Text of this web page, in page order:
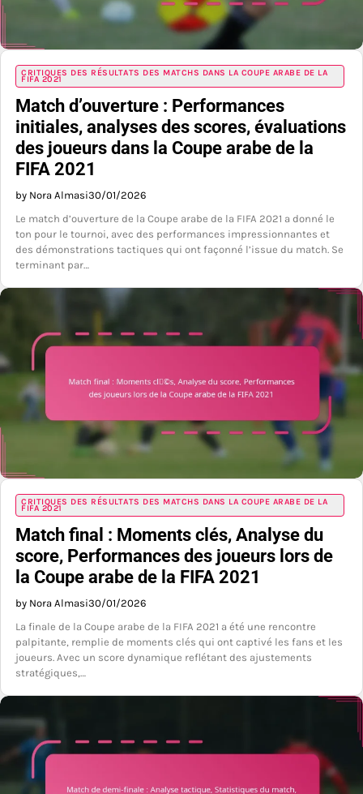
CRITIQUES DES RÉSULTATS DES MATCHS DANS LA COUPE ARABE DE LA
FIFA 2021
Match d’ouverture : Performances
initiales, analyses des scores, évaluations
des joueurs dans la Coupe arabe de la
FIFA 2021
by Nora Almasi30/01/2026
Le match d’ouverture de la Coupe arabe de la FIFA 2021 a donné le
ton pour le tournoi, avec des performances impressionnantes et
des démonstrations tactiques qui ont façonné l’issue du match. Se
terminant par…
CRITIQUES DES RÉSULTATS DES MATCHS DANS LA COUPE ARABE DE LA
FIFA 2021
Match final : Moments clés, Analyse du
score, Performances des joueurs lors de
la Coupe arabe de la FIFA 2021
by Nora Almasi30/01/2026
La finale de la Coupe arabe de la FIFA 2021 a été une rencontre
palpitante, remplie de moments clés qui ont captivé les fans et les
joueurs. Avec un score dynamique reflétant des ajustements
stratégiques,…